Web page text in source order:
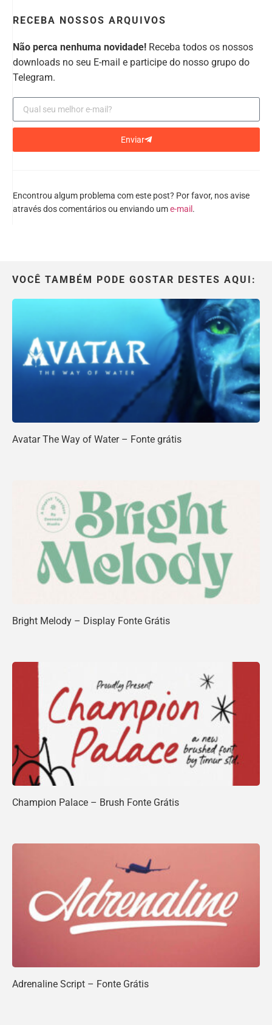
RECEBA NOSSOS ARQUIVOS
Não perca nenhuma novidade! Receba todos os nossos
downloads no seu E-mail e participe do nosso grupo do
Telegram.
Enviar
Encontrou algum problema com este post? Por favor, nos avise
através dos comentários ou enviando ume-mail .
VOCÊ TAMBÉM PODE GOSTAR DESTES AQUI:
Avatar The Way of Water – Fonte grátis
Bright Melody – Display Fonte Grátis
Champion Palace – Brush Fonte Grátis
Adrenaline Script – Fonte Grátis